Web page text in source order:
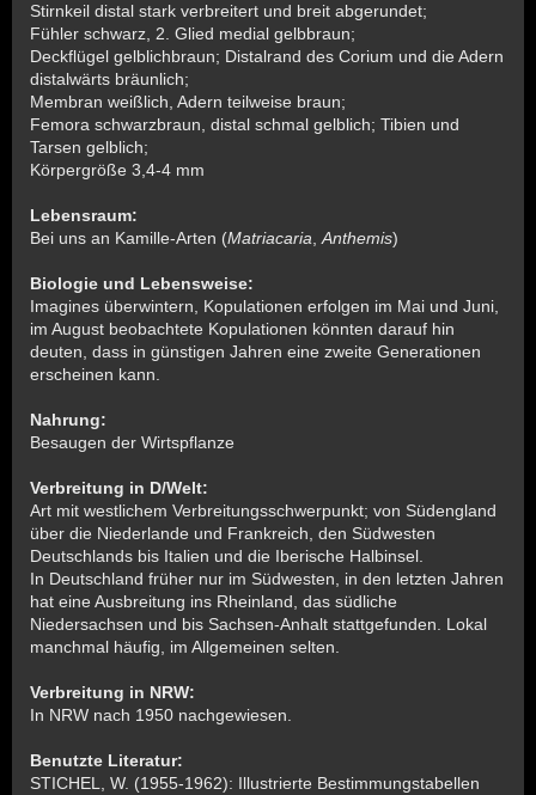
Stirnkeil distal stark verbreitert und breit abgerundet;
Fühler schwarz, 2. Glied medial gelbbraun;
Deckflügel gelblichbraun; Distalrand des Corium und die Adern
distalwärts bräunlich;
Membran weißlich, Adern teilweise braun;
Femora schwarzbraun, distal schmal gelblich; Tibien und
Tarsen gelblich;
Körpergröße 3,4-4 mm
Lebensraum:
Bei uns an Kamille-Arten (Matriacaria,Anthemis)
Biologie und Lebensweise:
Imagines überwintern, Kopulationen erfolgen im Mai und Juni,
im August beobachtete Kopulationen könnten darauf hin
deuten, dass in günstigen Jahren eine zweite Generationen
erscheinen kann.
Nahrung:
Besaugen der Wirtspflanze
Verbreitung in D/Welt:
Art mit westlichem Verbreitungsschwerpunkt; von Südengland
über die Niederlande und Frankreich, den Südwesten
Deutschlands bis Italien und die Iberische Halbinsel.
In Deutschland früher nur im Südwesten, in den letzten Jahren
hat eine Ausbreitung ins Rheinland, das südliche
Niedersachsen und bis Sachsen-Anhalt stattgefunden. Lokal
manchmal häufig, im Allgemeinen selten.
Verbreitung in NRW:
In NRW nach 1950 nachgewiesen.
Benutzte Literatur:
STICHEL, W. (1955-1962): Illustrierte Bestimmungstabellen